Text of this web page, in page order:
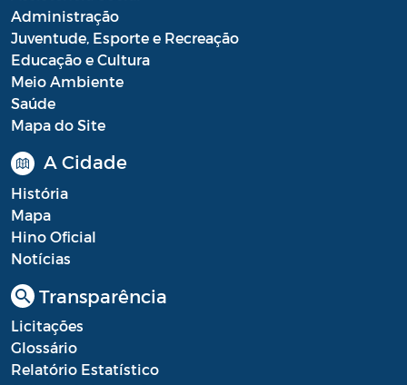
Conselho Municipal dos Direitos da
Criança e do Adolescente de Araruama -
Extrato de Contratos
Administração
Juventude, Esporte e Recreação
Educação e Cultura
Meio Ambiente
Saúde
Mapa do Site
A Cidade
História
Mapa
Hino Oficial
Notícias
Transparência
Licitações
Glossário
Relatório Estatístico